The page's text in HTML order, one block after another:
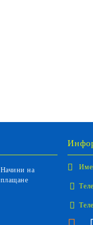
Начини на
плащане